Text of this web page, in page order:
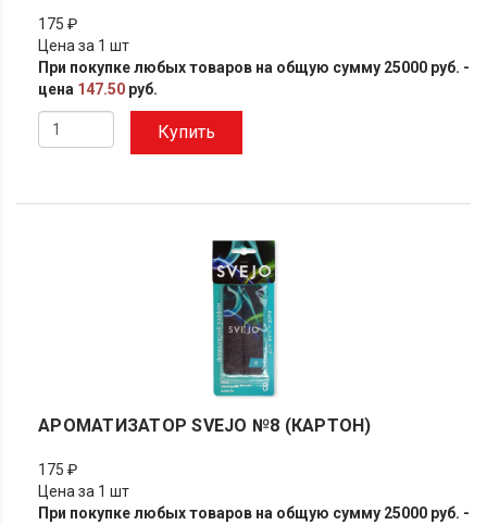
175 ₽
Цена за 1 шт
При покупке любых товаров на общую сумму 25000 руб. -
цена 147.50 руб.
Купить
АРОМАТИЗАТОР SVEJO №8 (КАРТОН)
175 ₽
Цена за 1 шт
При покупке любых товаров на общую сумму 25000 руб. -